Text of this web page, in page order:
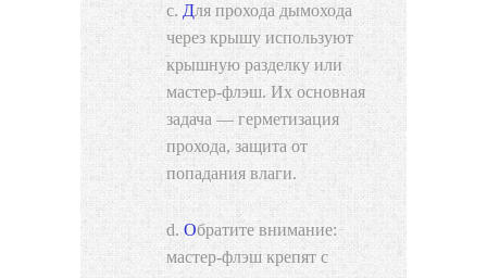
Для прохода дымохода
через крышу используют
крышную разделку или
мастер-флэш. Их основная
задача — герметизация
прохода, защита от
попадания влаги.
Обратите внимание:
мастер-флэш крепят с